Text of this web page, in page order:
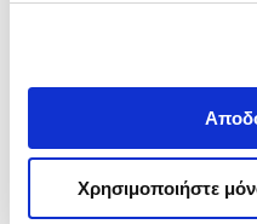
Χρησιμοποιήστε
Θυμάμαι ακόμη...
PANTZOPOULOS D.
Κωδ. Πολιτείας:8185-0130